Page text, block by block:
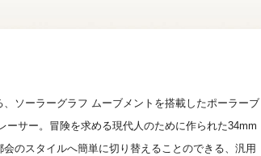
ソーラーグラフ ムーブメントを搭載したポーラーブ
ーサー。冒険を求める現代人のために作られた34mm
のスタイルへ簡単に切り替えることのできる、汎用